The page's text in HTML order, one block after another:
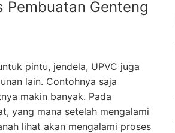
Pembuatan Genteng
pintu, jendela, UPVC juga
lain. Contohnya saja
makin banyak. Pada
yang mana setelah mengalami
lihat akan mengalami proses